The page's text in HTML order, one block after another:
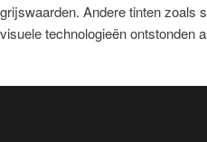
grijswaarden. Andere tinten zoals
visuele technologieën ontstonden